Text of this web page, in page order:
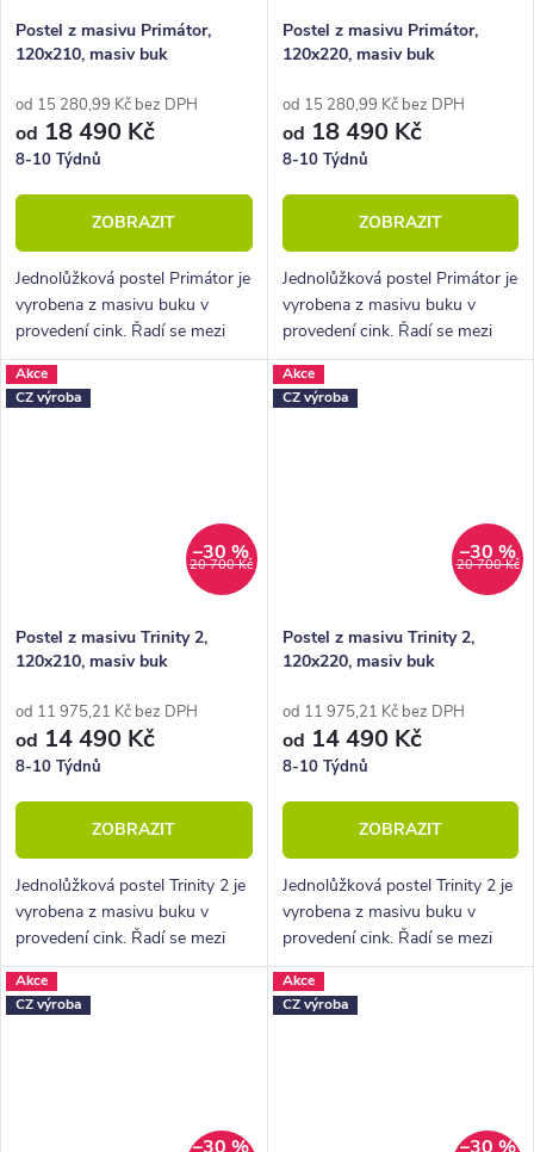
Postel z masivu Primátor,
120x210, masiv buk
od 15 280,99 Kč bez DPH
od 18 490 Kč
8-10 Týdnů
ZOBRAZIT
Jednolůžková postel Primátor je
vyrobena z masivu buku v
provedení cink. Řadí se mezi
kvalitní české výrobky
nábytkové řady HappyBed. U
postele Primátor oceníte
Postel z masivu Primátor,
120x220, masiv buk
od 15 280,99 Kč bez DPH
od 18 490 Kč
8-10 Týdnů
ZOBRAZIT
Jednolůžková postel Primátor je
vyrobena z masivu buku v
provedení cink. Řadí se mezi
kvalitní české výrobky
nábytkové řady HappyBed. U
postele Primátor oceníte
Akce
CZ výroba
20 700 Kč
–30 %
Postel z masivu Trinity 2,
120x210, masiv buk
od 11 975,21 Kč bez DPH
od 14 490 Kč
8-10 Týdnů
ZOBRAZIT
Jednolůžková postel Trinity 2 je
vyrobena z masivu buku v
provedení cink. Řadí se mezi
kvalitní české výrobky
nábytkové řady HappyBed. U
postele Trinity oceníte zejména
Akce
CZ výroba
20 700 Kč
–30 %
Postel z masivu Trinity 2,
120x220, masiv buk
od 11 975,21 Kč bez DPH
od 14 490 Kč
8-10 Týdnů
ZOBRAZIT
Jednolůžková postel Trinity 2 je
vyrobena z masivu buku v
provedení cink. Řadí se mezi
kvalitní české výrobky
nábytkové řady HappyBed. U
postele Trinity oceníte zejména
Akce
CZ výroba
Akce
CZ výroba